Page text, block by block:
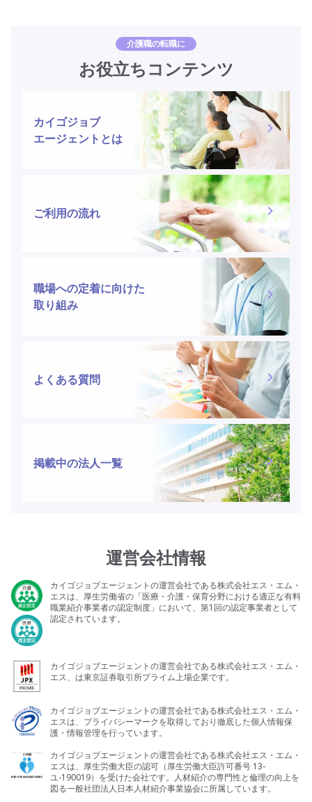
介護職の転職に
お役立ちコンテンツ
カイゴジョブ
エージェントとは
ご利用の流れ
職場への定着に向けた
取り組み
よくある質問
掲載中の法人一覧
運営会社情報
カイゴジョブエージェントの運営会社である株式会社エス・エム・
エスは、厚生労働省の「医療・介護・保育分野における適正な有料
職業紹介事業者の認定制度」において、第1回の認定事業者として
認定されています。
カイゴジョブエージェントの運営会社である株式会社エス・エム・
エス、は東京証券取引所プライム上場企業です。
カイゴジョブエージェントの運営会社である株式会社エス・エム・
エスは、プライバシーマークを取得しており徹底した個人情報保
護・情報管理を行っています。
カイゴジョブエージェントの運営会社である株式会社エス・エム・
エスは、厚生労働大臣の認可（厚生労働大臣許可番号 13-
ユ-190019）を受けた会社です。人材紹介の専門性と倫理の向上を
図る一般社団法人日本人材紹介事業協会に所属しています。